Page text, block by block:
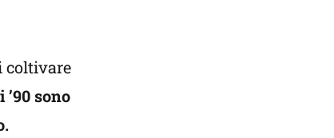
coltivare
sono